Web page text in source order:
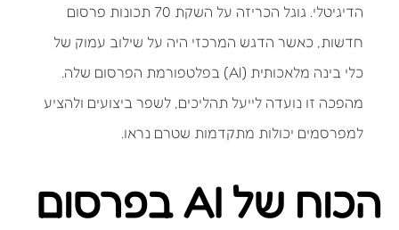
הדיגיטלי. גוגל הכריזה על השקת 70 תכונות פרסום
חדשות, כאשר הדגש המרכזי היה על שילוב עמוק של
כלי בינה מלאכותית (AI) בפלטפורמת הפרסום שלה.
מהפכה זו נועדה לייעל תהליכים, לשפר ביצועים ולהציע
למפרסמים יכולות מתקדמות שטרם נראו.
הכוח של AI בפרסום